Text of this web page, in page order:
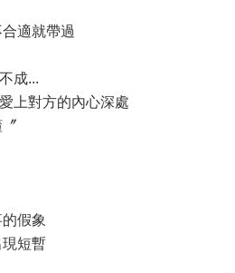
適就帶過
成...
上對方的內心深處
假象
短暫